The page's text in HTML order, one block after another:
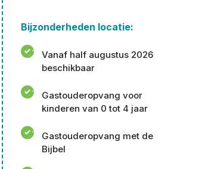
Bijzonderheden locatie:
Vanaf half augustus 2026
beschikbaar
Gastouderopvang voor
kinderen van 0 tot 4 jaar
Gastouderopvang met de
Bijbel